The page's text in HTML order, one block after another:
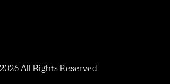
All Rights Reserved.